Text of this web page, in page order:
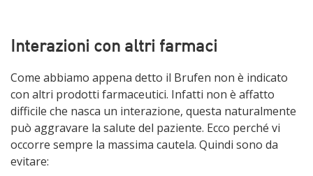
Interazioni con altri farmaci
Come abbiamo appena detto il Brufen non è indicato
con altri prodotti farmaceutici. Infatti non è affatto
difficile che nasca un interazione, questa naturalmente
può aggravare la salute del paziente. Ecco perché vi
occorre sempre la massima cautela. Quindi sono da
evitare: